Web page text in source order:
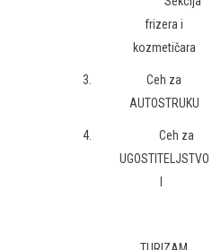
frizera i
kozmetičara
3.
Ceh za
AUTOSTRUKU
4.
Ceh za
UGOSTITELJSTVO